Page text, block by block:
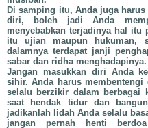
Di samping itu, Anda juga
diri, boleh jadi Anda
menyebabkan terjadinya hal itu
itu ujian maupun hukuman,
dalamnya terdapat janji
sabar dan ridha menghadapinya.
Jangan masukkan diri Anda
sihir. Anda harus membentengi
selalu berzikir dalam berbagai
saat hendak tidur dan
jadikanlah lidah Anda selalu
jangan pernah henti